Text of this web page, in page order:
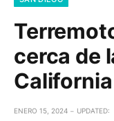
cerca de
California
ENERO 15, 2024 UPDATED: